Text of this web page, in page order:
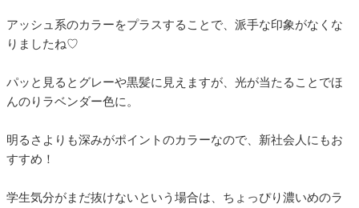
アッシュ系のカラーをプラスすることで、派手な印象がなくな
りましたね♡
パッと見るとグレーや黒髪に見えますが、光が当たることでほ
んのりラベンダー色に。
明るさよりも深みがポイントのカラーなので、新社会人にもお
すすめ！
学生気分がまだ抜けないという場合は、ちょっぴり濃いめのラ